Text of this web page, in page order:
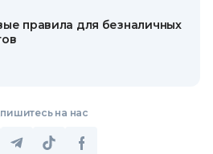
правила для безналичных
на нас